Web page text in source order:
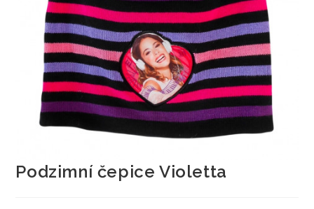
Podzimní čepice Violetta